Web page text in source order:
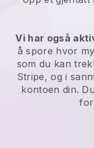
Vi har også
å spore hvor
som du kan
Stripe, og i
kontoen din.
for